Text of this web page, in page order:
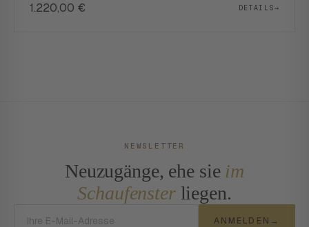
1.220,00 € DETAILS→
NEWSLETTER
Neuzugänge, ehe sie im
Schaufensterliegen.
ANMELDEN →